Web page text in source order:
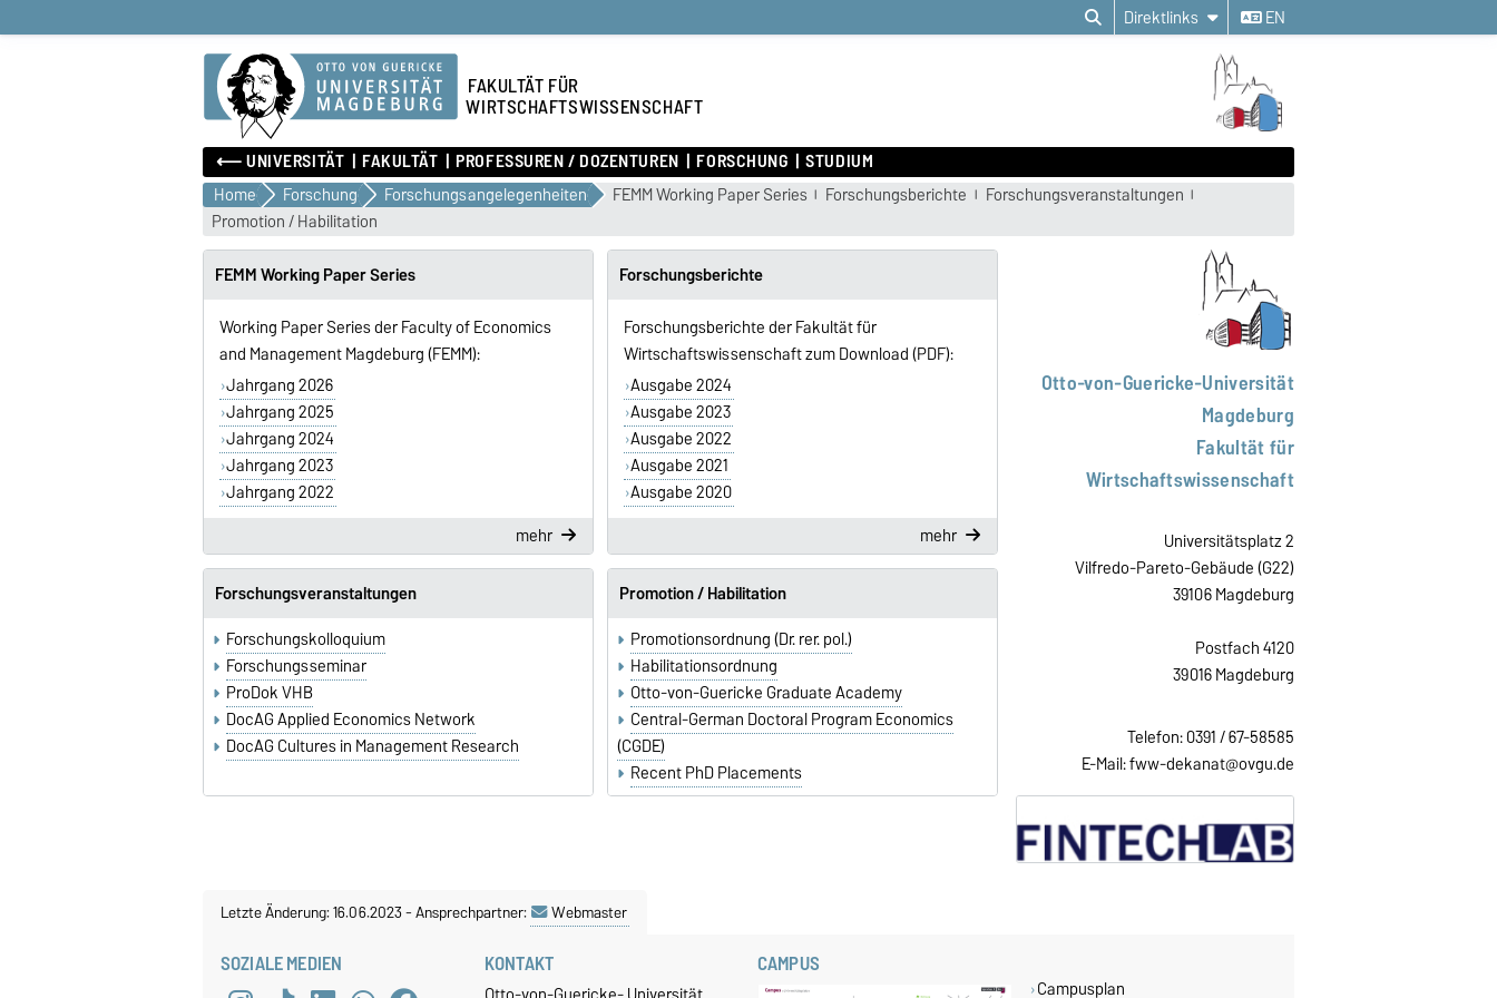
Direktlinks EN
FAKULTÄT FÜR
WIRTSCHAFTSWISSENSCHAFT
⟵ UNIVERSITÄT FAKULTÄT PROFESSUREN / DOZENTUREN FORSCHUNG STUDIUM
Home Forschung Forschungsangelegenheiten FEMM Working Paper Series Forschungsberichte
Forschungsveranstaltungen
Promotion / Habilitation
FEMM Working Paper Series
Working Paper Series der Faculty of Economics
and Management Magdeburg (FEMM):
Jahrgang 2026
Jahrgang 2025
Jahrgang 2024
Jahrgang 2023
Jahrgang 2022
mehr
Forschungsberichte
Forschungsberichte der Fakultät für
Wirtschaftswissenschaft zum Download (PDF):
Ausgabe 2024
Ausgabe 2023
Ausgabe 2022
Ausgabe 2021
Ausgabe 2020
mehr
Forschungsveranstaltungen
Forschungskolloquium
Forschungsseminar
ProDok VHB
DocAG Applied Economics Network
DocAG Cultures in Management Research
Promotion / Habilitation
Promotionsordnung (Dr. rer. pol.)
Habilitationsordnung
Otto-von-Guericke Graduate Academy
Central-German Doctoral Program Economics
(CGDE)
Recent PhD Placements
Otto-von-Guericke-Universität
Magdeburg
Fakultät für
Wirtschaftswissenschaft
Universitätsplatz 2
Vilfredo-Pareto-Gebäude (G22)
39106 Magdeburg
Postfach 4120
39016 Magdeburg
Telefon: 0391 / 67-58585
E-Mail:fww-dekanat@ovgu.de
Letzte Änderung: 16.06.2023-Ansprechpartner: Webmaster
SOZIALE MEDIEN KONTAKT CAMPUS
Campusplan